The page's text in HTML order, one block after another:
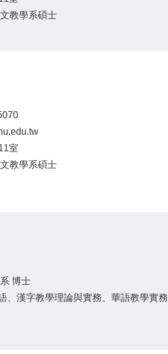
教學系碩士
室
教學系碩士
博士
、漢字教學理論與實務、華語教學實務